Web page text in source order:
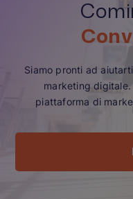
Siamo pronti ad
marketing
piattaforma di